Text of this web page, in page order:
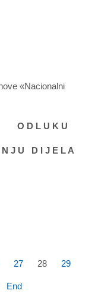
«Nacionalni
U
I J E L A
27 28 29
End